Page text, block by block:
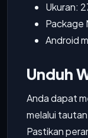
Ukuran:
Package
Android
Unduh
Anda dapat
melalui
Pastikan